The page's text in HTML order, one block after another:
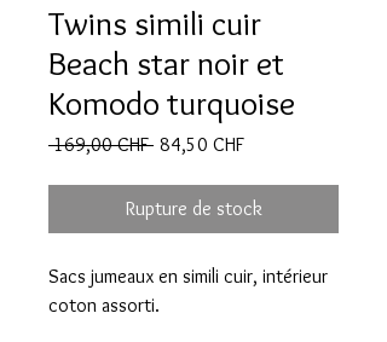
Twins simili cuir
Beach star noir et
Komodo turquoise
169,00 CHF Prix
84,50 CHFPrix
Rupture de stock
Sacs jumeaux en simili cuir, intérieur
coton assorti.